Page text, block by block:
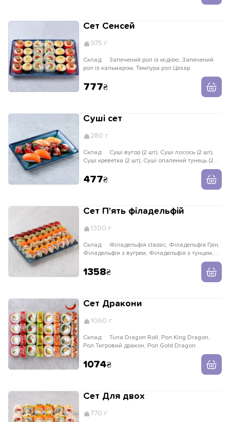
Сет Сенсей
975 г
Склад:
рол із кальмаром, Темпура рол Цезар
777
Суші сет
280 г
Склад:
Суші креветка (2 шт), Суші опалений тунець (2
477
Сет П'ять філадельфій
1300 г
Склад:
Філадельфія з вугрем, Філадельфія з тунцем,
1358
Сет Дракони
1060 г
Склад:
Рол Тигровий дракон, Рол Gold Dragon
1074
Сет Для двох
770 г